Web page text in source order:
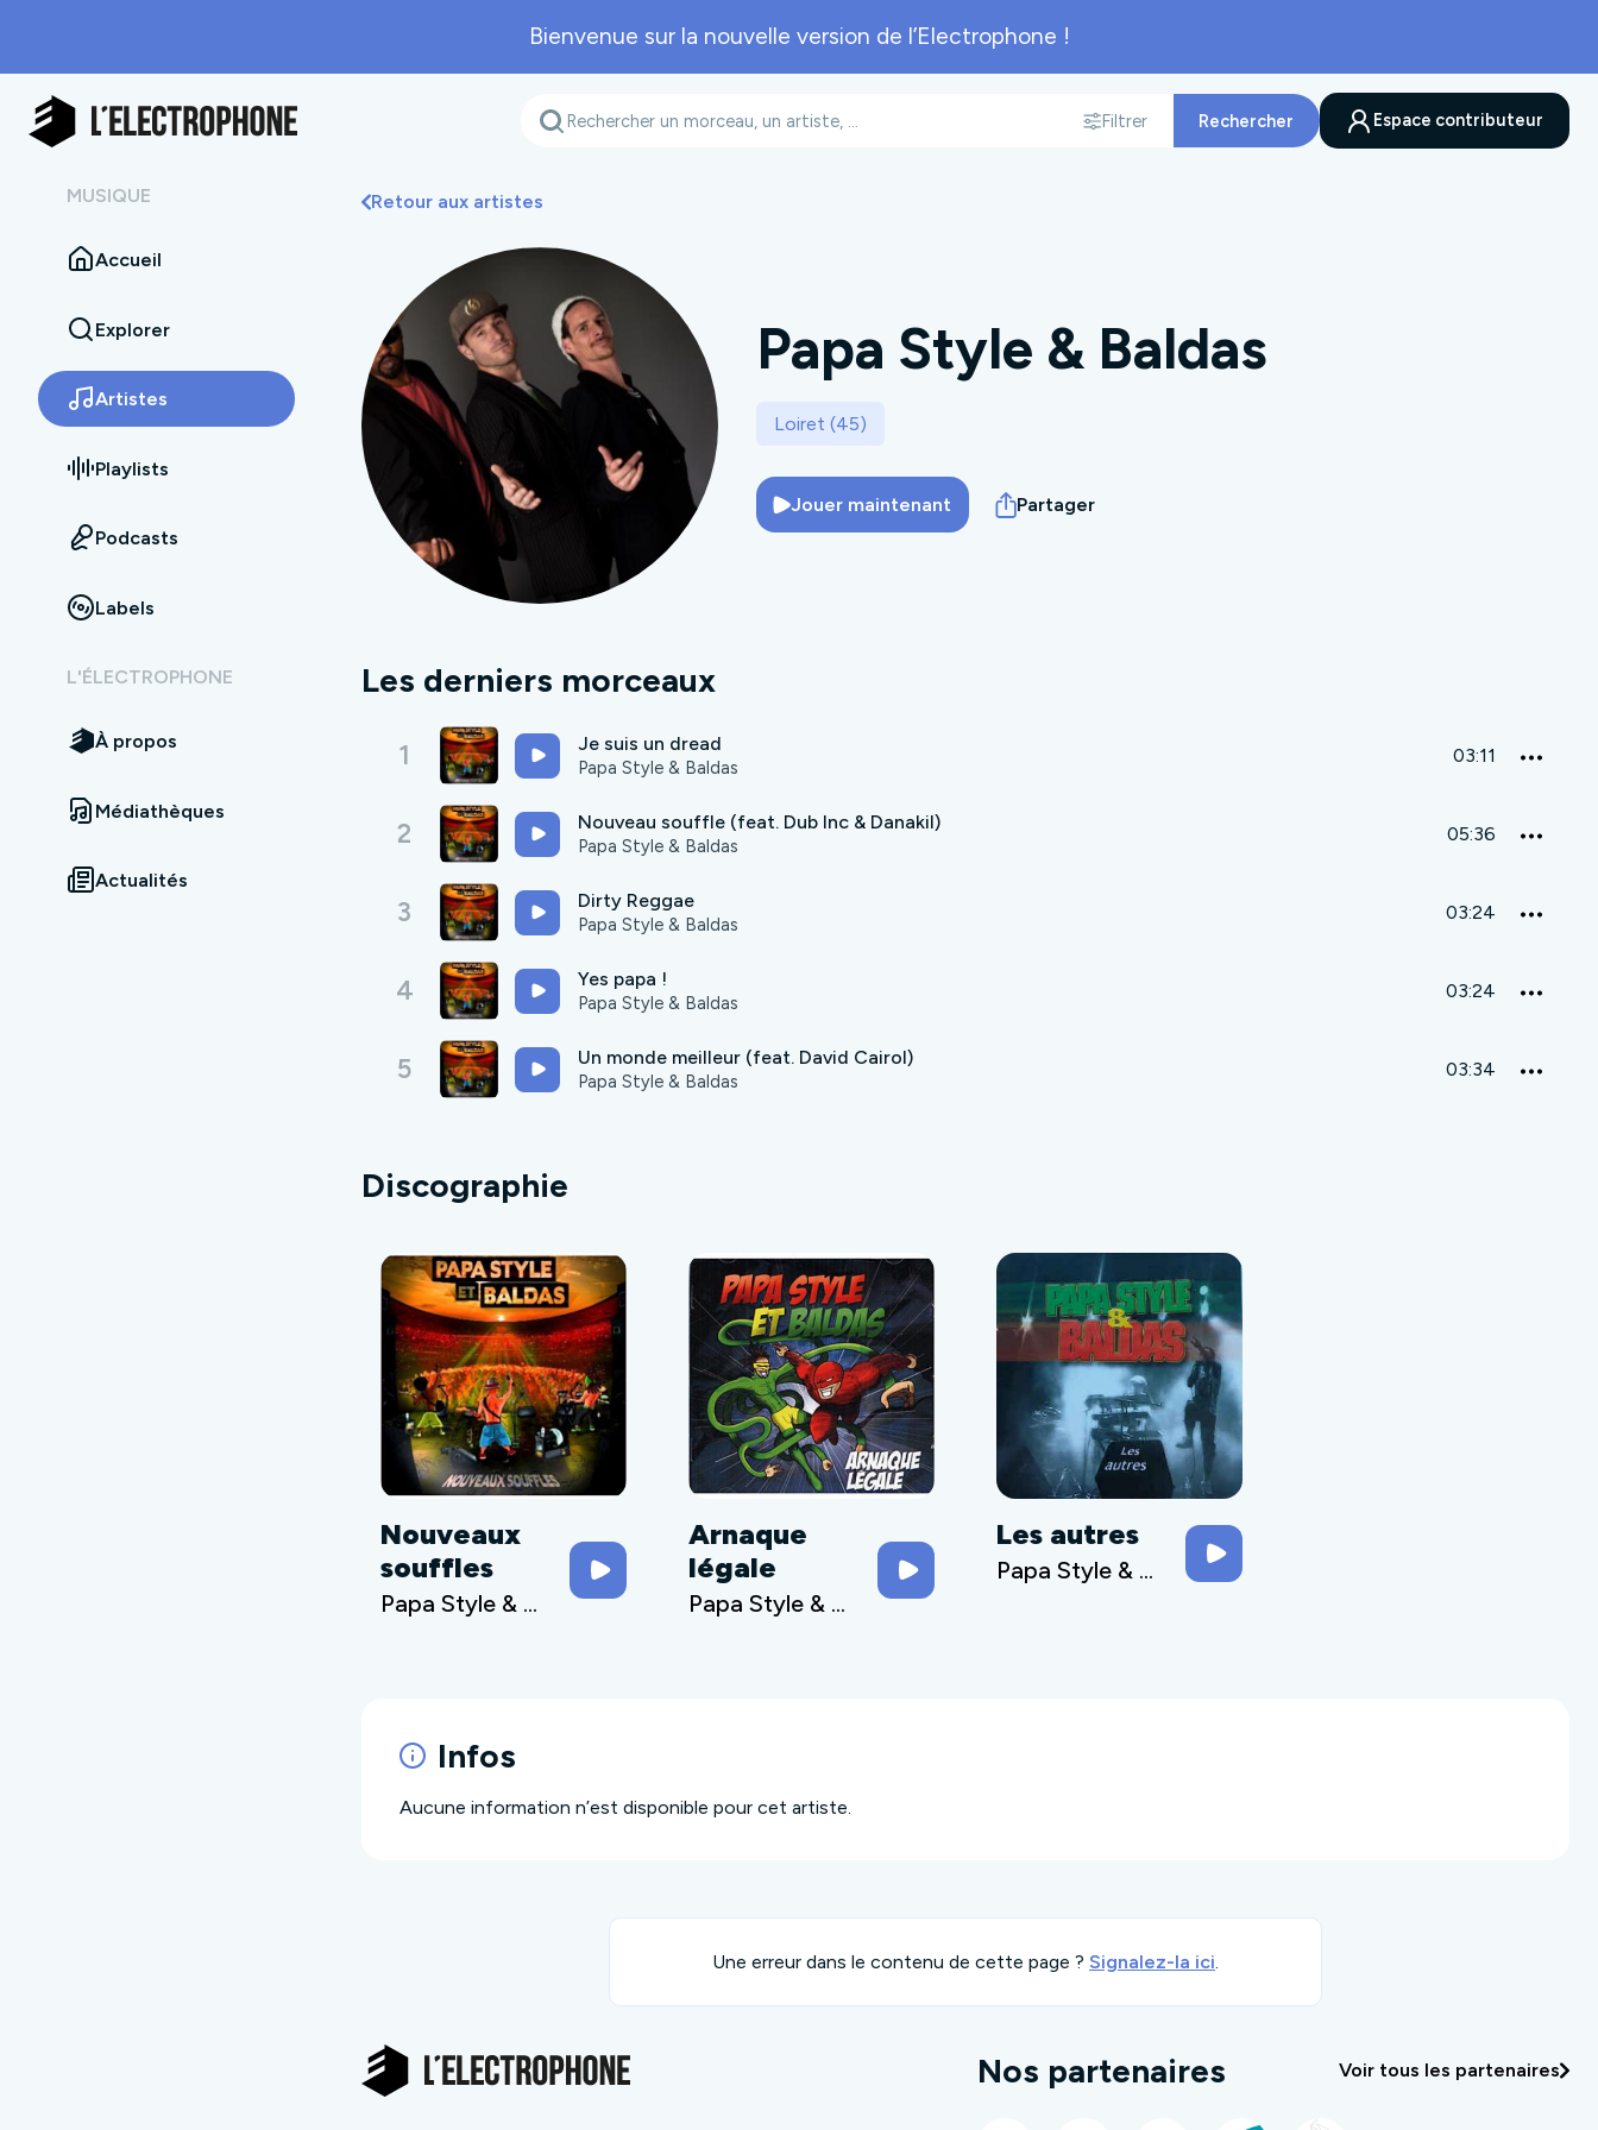
Bienvenue sur la nouvelle version de l’Electrophone !
Filtrer
Rechercher
Espace contributeur
MUSIQUE
Accueil
Explorer
Artistes
Playlists
Podcasts
Labels
L'ÉLECTROPHONE
À propos
Médiathèques
Actualités
Retour aux artistes
Papa Style & Baldas
Loiret (45)
Jouer maintenant Partager
Les derniers morceaux
1 Je suis un dread
Papa Style & Baldas
03:11
2 Nouveau souffle (feat. Dub Inc & Danakil)
Papa Style & Baldas
05:36
3 Dirty Reggae
Papa Style & Baldas
03:24
4 Yes papa !
Papa Style & Baldas
03:24
5 Un monde meilleur (feat. David Cairol)
Papa Style & Baldas
03:34
Discographie
Nouveaux
souffles
Papa Style & Baldas
Arnaque
légale
Papa Style & Baldas
Les autres
Papa Style & Baldas
Infos
Aucune information n’est disponible pour cet artiste.
Une erreur dans le contenu de cette page ? Signalez-la ici
Nos partenaires Voir tous les partenaires